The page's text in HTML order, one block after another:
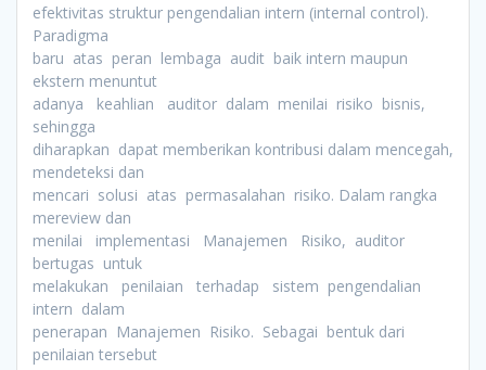
efektivitas struktur pengendalian intern (internal control).
Paradigma
baru atas peran lembaga audit baik intern maupun
ekstern menuntut
adanya keahlian auditor dalam menilai risiko bisnis,
sehingga
diharapkan dapat memberikan kontribusi dalam mencegah,
mendeteksi dan
mencari solusi atas permasalahan risiko. Dalam rangka
mereview dan
menilai implementasi Manajemen Risiko, auditor
bertugas untuk
melakukan penilaian terhadap sistem pengendalian
intern dalam
penerapan Manajemen Risiko. Sebagai bentuk dari
penilaian tersebut